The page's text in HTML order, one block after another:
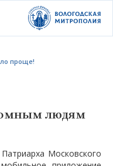
проще!
людям
Московского